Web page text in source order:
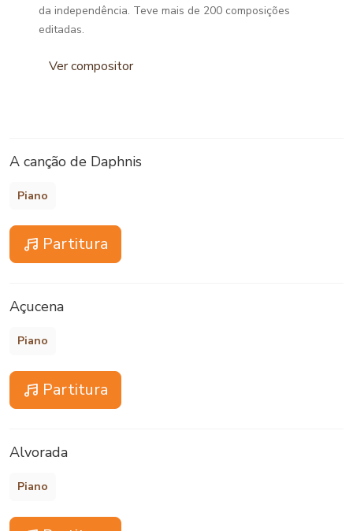
da independência. Teve mais de 200 composições
editadas.
Ver compositor
A canção de Daphnis
Piano
Partitura
Açucena
Piano
Partitura
Alvorada
Piano